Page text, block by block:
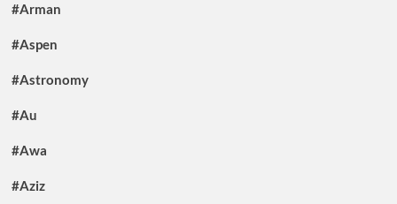
#Arman
#Aspen
#Astronomy
#Au
#Awa
#Aziz